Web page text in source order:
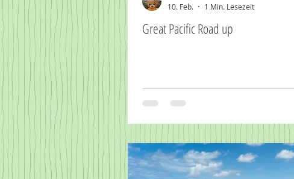
Great Pacific Road up
10. Feb.
1 Min. Lesezeit